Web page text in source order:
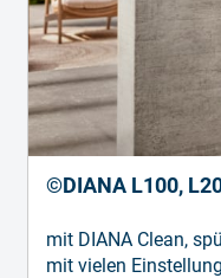
©DIANA L100,
mit DIANA Clean,
mit vielen